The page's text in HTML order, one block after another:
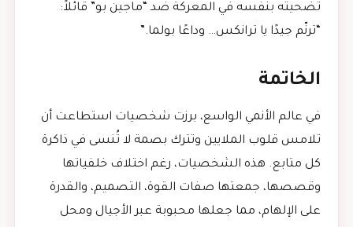
تضحيته بنفسه في المعركة ضد “ماجين بو” قائلاً:
“ترنّم جيدًا يا ترانكس… وداعًا بولما.”
الخاتمة
في عالم الأنمي الواسع، برزت شخصيات استطاعت أن
تلامس قلوب الملايين وتترك بصمة لا تُنسى في ذاكرة
كل متابع. هذه الشخصيات، رغم اختلاف خلفياتها
وقصصها، جمعتها صفات القوة، التصميم، والقدرة
على الإلهام، مما جعلها محبوبة عبر الأجيال ومحل